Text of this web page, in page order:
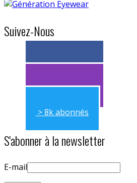
Suivez-Nous
> 11k abonnés
> 11k abonnés
> 8k abonnés
S'abonner à la newsletter
E-mail